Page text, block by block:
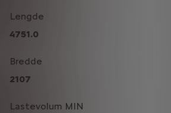
Lengde
4751.0
Bredde
2107
Lastevolum MIN